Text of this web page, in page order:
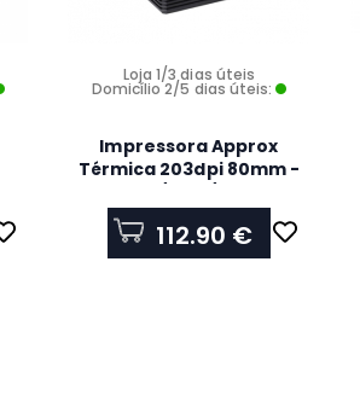
Loja 1/3 dias úteis
Domicílio 2/5 dias úteis:
Impressora Approx
Térmica 203dpi 80mm -
112.90 €